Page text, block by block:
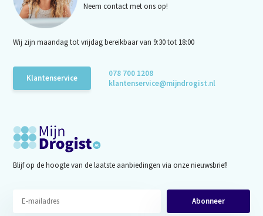
Neem contact met ons op!
Wij zijn maandag tot vrijdag bereikbaar van 9:30 tot 18:00
Klantenservice
078 700 1208
klantenservice@mijndrogist.nl
Blijf op de hoogte van de laatste aanbiedingen via onze nieuwsbrief!
Abonneer